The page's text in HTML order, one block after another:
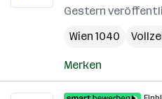
Gestern
Wien 1040
Merken